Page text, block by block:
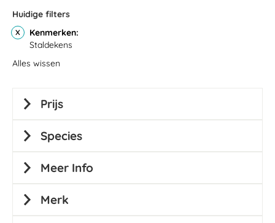
Huidige filters
Kenmerken
Staldekens
Alles wissen
Prijs
Species
Meer Info
Merk